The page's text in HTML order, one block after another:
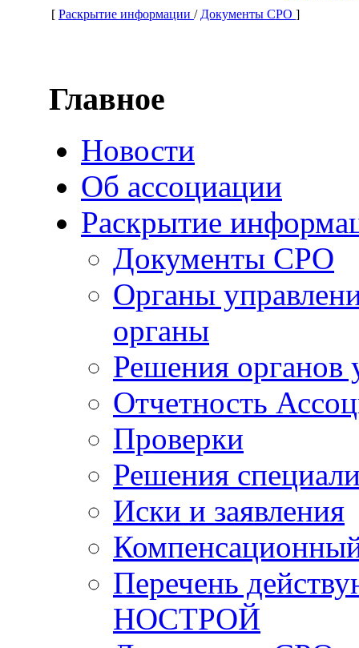
[ Раскрытие информации/ Документы СРО]
Главное
Новости
Об ассоциации
Раскрытие
Документы СРО
Органы
органы
Решения органов
Отчетность
Проверки
Решения
Иски и заявления
Перечень
НОСТРОЙ